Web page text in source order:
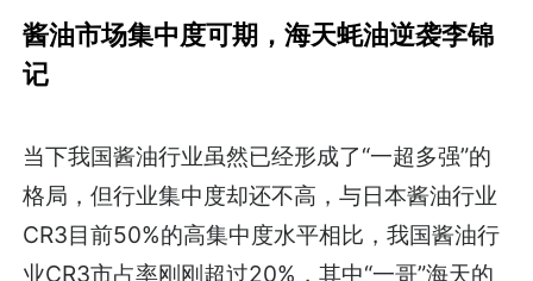
酱油市场集中度可期，海天蚝油逆袭李锦
记
当下我国酱油行业虽然已经形成了“一超多强”的
格局，但行业集中度却还不高，与日本酱油行业
CR3目前50%的高集中度水平相比，我国酱油行
业CR3市占率刚刚超过20%，其中“一哥”海天的